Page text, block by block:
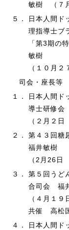
敏樹 （７
５．
日本人間ド
理指導士ブ
「第3期の
敏樹
（１０月
司会・座長等
１．
日本人間ド
導士研修
（２月２
２．
第４３回
福井敏樹
（2月26
３．
第５回うど
合司会 福
（４月１
共催 高松
４．
日本人間ド